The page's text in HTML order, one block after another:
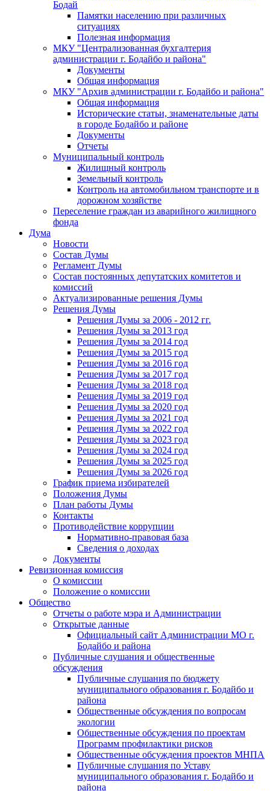
Бодай
Памятки населению при различных
ситуациях
Полезная информация
МКУ "Централизованная бухгалтерия
администрации г. Бодайбо и района"
Документы
Общая информация
МКУ "Архив администрации г. Бодайбо и района"
Общая информация
Исторические статьи, знаменательные даты
в городе Бодайбо и районе
Документы
Отчеты
Муниципальный контроль
Жилищный контроль
Земельный контроль
Контроль на автомобильном транспорте и в
дорожном хозяйстве
Переселение граждан из аварийного жилищного
фонда
Дума
Новости
Состав Думы
Регламент Думы
Состав постоянных депутатских комитетов и
комиссий
Актуализированные решения Думы
Решения Думы
Решения Думы за 2006 - 2012 гг.
Решения Думы за 2013 год
Решения Думы за 2014 год
Решения Думы за 2015 год
Решения Думы за 2016 год
Решения Думы за 2017 год
Решения Думы за 2018 год
Решения Думы за 2019 год
Решения Думы за 2020 год
Решения Думы за 2021 год
Решения Думы за 2022 год
Решения Думы за 2023 год
Решения Думы за 2024 год
Решения Думы за 2025 год
Решения Думы за 2026 год
График приема избирателей
Положения Думы
План работы Думы
Контакты
Противодействие коррупции
Нормативно-правовая база
Сведения о доходах
Документы
Ревизионная комиссия
О комиссии
Положение о комиссии
Общество
Отчеты о работе мэра и Администрации
Открытые данные
Официальный сайт Администрации МО г.
Бодайбо и района
Публичные слушания и общественные
обсуждения
Публичные слушания по бюджету
муниципального образования г. Бодайбо и
района
Общественные обсуждения по вопросам
экологии
Общественные обсуждения по проектам
Программ профилактики рисков
Общественные обсуждения проектов МНПА
Публичные слушания по Уставу
муниципального образования г. Бодайбо и
района